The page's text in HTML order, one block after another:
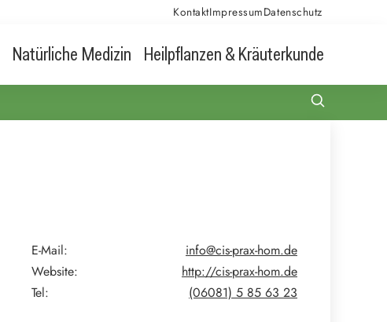
KontaktImpressumDatenschutz
Natürliche Medizin Heilpflanzen & Kräuterkunde
E-Mail:
info@cis-prax-hom.de
Website:
http://cis-prax-hom.de
Tel:
(06081) 5 85 63 23